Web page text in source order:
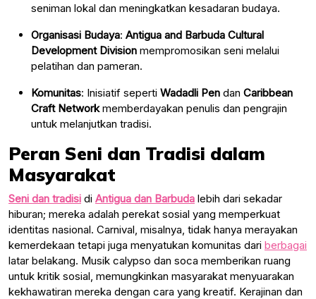
seniman lokal dan meningkatkan kesadaran budaya.
Organisasi Budaya: Antigua and Barbuda Cultural
Development Division mempromosikan seni melalui
pelatihan dan pameran.
Komunitas: Inisiatif seperti Wadadli Pen dan Caribbean
Craft Networkmemberdayakan penulis dan pengrajin
untuk melanjutkan tradisi.
Peran Seni dan Tradisi dalam
Masyarakat
Seni dan tradisi di Antigua dan Barbuda lebih dari sekadar
hiburan; mereka adalah perekat sosial yang memperkuat
identitas nasional. Carnival, misalnya, tidak hanya merayakan
kemerdekaan tetapi juga menyatukan komunitas dari berbagai
latar belakang. Musik calypso dan soca memberikan ruang
untuk kritik sosial, memungkinkan masyarakat menyuarakan
kekhawatiran mereka dengan cara yang kreatif. Kerajinan dan